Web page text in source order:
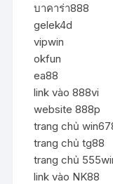
บาคาร่า888
gelek4d
vipwin
okfun
ea88
link vào 888vi
website 888p
trang chủ
trang chủ tg88
trang chủ
link vào NK88